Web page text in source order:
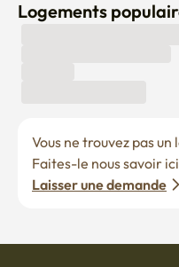
Devenir hôte